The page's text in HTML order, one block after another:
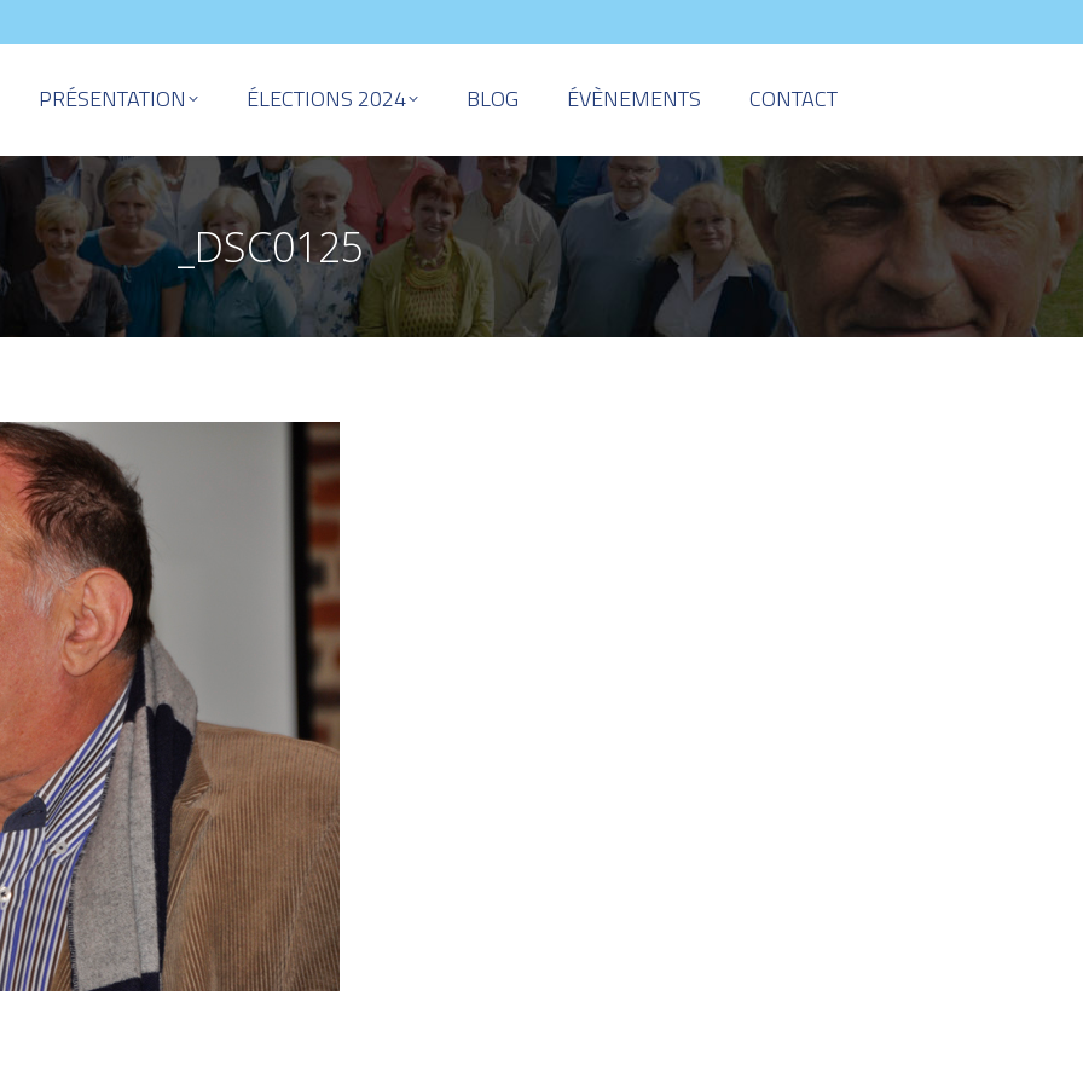
PRÉSENTATION ÉLECTIONS 2024 BLOG ÉVÈNEMENTS CONTACT
_DSC0125